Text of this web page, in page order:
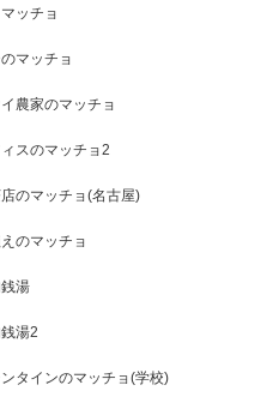
ッチョ
マッチョ
農家のマッチョ
スのマッチョ2
のマッチョ(名古屋)
のマッチョ
湯
湯2
タインのマッチョ(学校)